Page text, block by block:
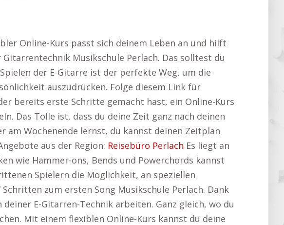
Online-Kurs passt sich deinem Leben an und hilft
Musikschule Perlach. Das solltest du
der E-Gitarre ist der perfekte Weg, um die
auszudrücken. Folge diesem Link für
bereits erste Schritte gemacht hast, ein Online-Kurs
Das Tolle ist, dass du deine Zeit ganz nach deinen
am Wochenende lernst, du kannst deinen Zeitplan
aus der Region: Reisebüro Perlach Es liegt an
wie Hammer-ons, Bends und Powerchords kannst
Spielern die Möglichkeit, an speziellen
zum ersten Song Musikschule Perlach. Dank
E-Gitarren-Technik arbeiten. Ganz gleich, wo du
Mit einem flexiblen Online-Kurs kannst du deine